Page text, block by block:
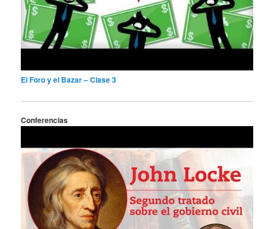
El Foro y el Bazar – Clase 3
Conferencias